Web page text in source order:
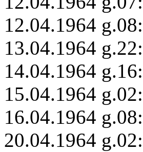
12.04.1964
13.04.1964
14.04.1964
15.04.1964
16.04.1964
20.04.1964